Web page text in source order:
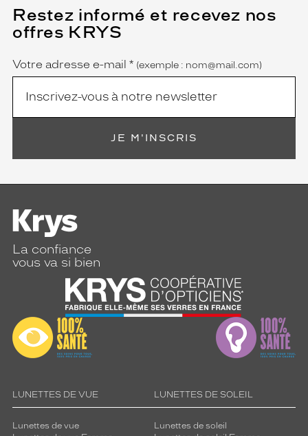
Restez informé et recevez nos
offres KRYS
Name
Votre adresse e-mail *
(Ce
champ
est
obligatoire)
(exemple : nom@mail.com)
JE M'INSCRIS
La confiance
vous va si bien
LUNETTES DE VUE
Lunettes de vue
LUNETTES DE SOLEIL
Lunettes de soleil